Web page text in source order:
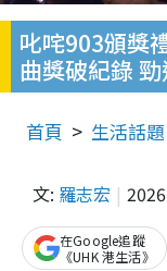
叱咤903頒獎
曲獎破紀錄
首頁 生活話題
文: 羅志宏
在Google追蹤
《UHK 港生活》